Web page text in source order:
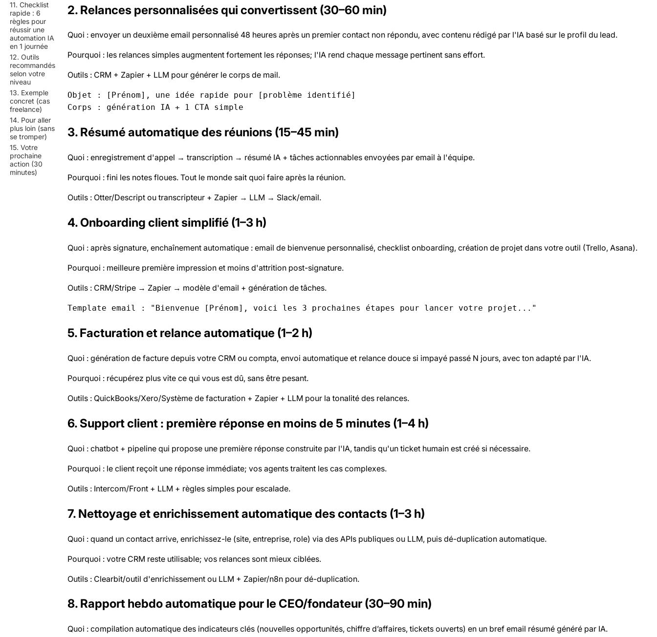
11. Checklist
rapide : 6
règles pour
réussir une
automation IA
en 1 journée
12. Outils
recommandés
selon votre
niveau
13. Exemple
concret (cas
freelance)
14. Pour aller
plus loin (sans
se tromper)
15. Votre
prochaine
action (30
minutes)
2. Relances personnalisées qui convertissent (30–60 min)
Quoi : envoyer un deuxième email personnalisé 48 heures après un premier contact non répondu, avec contenu rédigé par l'IA basé sur le profil du lead.
Pourquoi : les relances simples augmentent fortement les réponses; l'IA rend chaque message pertinent sans effort.
Outils : CRM + Zapier + LLM pour générer le corps de mail.
Objet : [Prénom], une idée rapide pour [problème identifié]
3. Résumé automatique des réunions (15–45 min)
Quoi : enregistrement d'appel → transcription → résumé IA + tâches actionnables envoyées par email à l'équipe.
Pourquoi : fini les notes floues. Tout le monde sait quoi faire après la réunion.
Outils : Otter/Descript ou transcripteur + Zapier → LLM → Slack/email.
4. Onboarding client simplifié (1–3 h)
Quoi : après signature, enchaînement automatique : email de bienvenue personnalisé, checklist onboarding, création de projet dans votre outil (Trello, Asana).
Pourquoi : meilleure première impression et moins d'attrition post-signature.
Outils : CRM/Stripe → Zapier → modèle d'email + génération de tâches.
Template email : "Bienvenue [Prénom], voici les 3 prochaines étapes pour lancer votre projet..."
5. Facturation et relance automatique (1–2 h)
Quoi : génération de facture depuis votre CRM ou compta, envoi automatique et relance douce si impayé passé N jours, avec ton adapté par l'IA.
Pourquoi : récupérez plus vite ce qui vous est dû, sans être pesant.
Outils : QuickBooks/Xero/Système de facturation + Zapier + LLM pour la tonalité des relances.
6. Support client : première réponse en moins de 5 minutes (1–4 h)
Quoi : chatbot + pipeline qui propose une première réponse construite par l'IA, tandis qu'un ticket humain est créé si nécessaire.
Pourquoi : le client reçoit une réponse immédiate; vos agents traitent les cas complexes.
Outils : Intercom/Front + LLM + règles simples pour escalade.
7. Nettoyage et enrichissement automatique des contacts (1–3 h)
Quoi : quand un contact arrive, enrichissez-le (site, entreprise, role) via des APIs publiques ou LLM, puis dé-duplication automatique.
Pourquoi : votre CRM reste utilisable; vos relances sont mieux ciblées.
Outils : Clearbit/outil d'enrichissement ou LLM + Zapier/n8n pour dé-duplication.
8. Rapport hebdo automatique pour le CEO/fondateur (30–90 min)
Quoi : compilation automatique des indicateurs clés (nouvelles opportunités, chiffre d’affaires, tickets ouverts) en un bref email résumé généré par IA.